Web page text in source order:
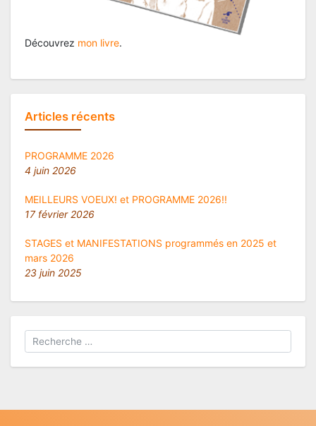
Découvrez mon livre.
Articles récents
PROGRAMME 2026
4 juin 2026
MEILLEURS VOEUX! et PROGRAMME 2026!!
17 février 2026
STAGES et MANIFESTATIONS programmés en 2025 et
mars 2026
23 juin 2025